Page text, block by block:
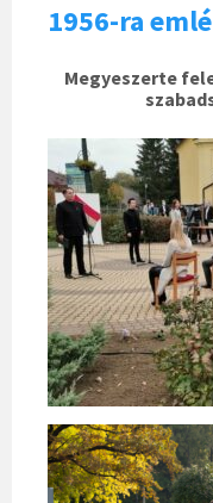
1956-ra
Megyeszerte